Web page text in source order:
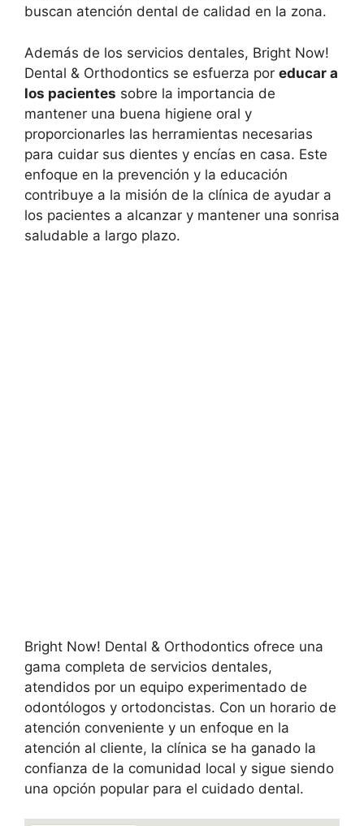
buscan atención dental de calidad en la zona.
Además de los servicios dentales, Bright Now!
Dental & Orthodontics se esfuerza por educar a
los pacientes sobre la importancia de
mantener una buena higiene oral y
proporcionarles las herramientas necesarias
para cuidar sus dientes y encías en casa. Este
enfoque en la prevención y la educación
contribuye a la misión de la clínica de ayudar a
los pacientes a alcanzar y mantener una sonrisa
saludable a largo plazo.
Bright Now! Dental & Orthodontics ofrece una
gama completa de servicios dentales,
atendidos por un equipo experimentado de
odontólogos y ortodoncistas. Con un horario de
atención conveniente y un enfoque en la
atención al cliente, la clínica se ha ganado la
confianza de la comunidad local y sigue siendo
una opción popular para el cuidado dental.